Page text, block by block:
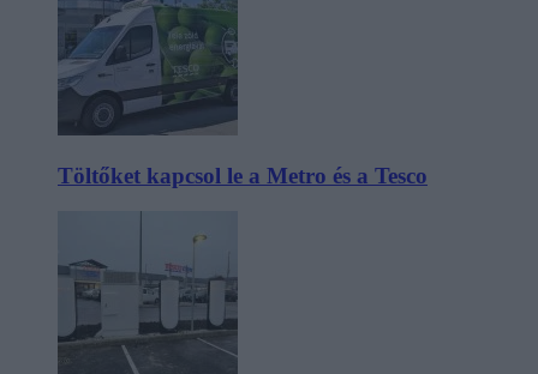
Töltőket kapcsol le a Metro és a Tesco